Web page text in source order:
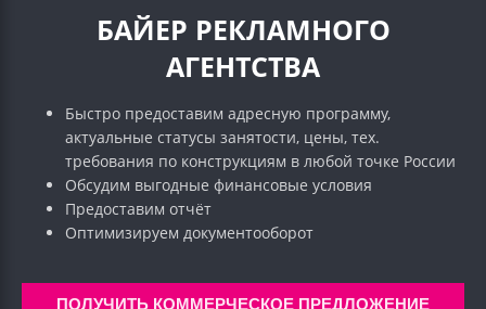
БАЙЕР РЕКЛАМНОГО
АГЕНТСТВА
Быстро предоставим адресную программу,
актуальные статусы занятости, цены, тех.
требования по конструкциям в любой точке России
Обсудим выгодные финансовые условия
Предоставим отчёт
Оптимизируем документооборот
ПОЛУЧИТЬ КОММЕРЧЕСКОЕ ПРЕДЛОЖЕНИЕ